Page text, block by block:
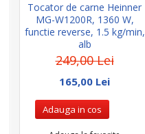
Tocator de carne Heinner
MG-W1200R, 1360 W,
functie reverse, 1.5 kg/min,
alb
249,00 Lei
165,00 Lei
Adauga in cos